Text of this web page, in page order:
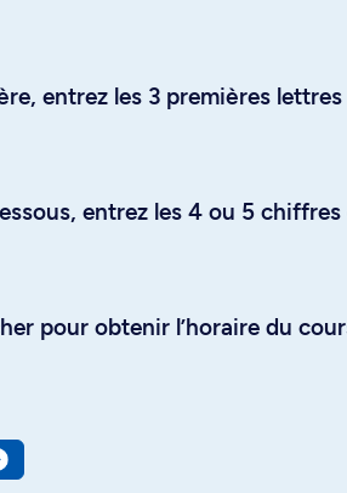
entrez les 3 premières
entrez les 4 ou 5 chiffres
pour obtenir l’horaire du